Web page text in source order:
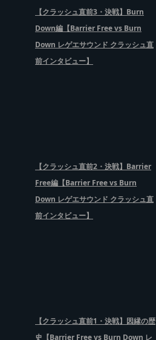
【クラッシュ直前3・決戦】Burn
Down編【Barrier Free vs Burn
Down レゲエサウンド クラッシュ直
前インタビュー】
【クラッシュ直前2・決戦】Barrier
Free編【Barrier Free vs Burn
Down レゲエサウンド クラッシュ直
前インタビュー】
【クラッシュ直前1・決戦】因縁の歴
史【Barrier Free vs Burn Down レ